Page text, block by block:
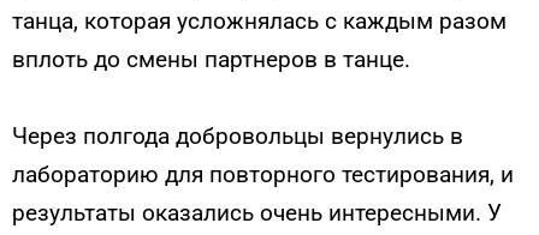
танца, которая усложнялась с каждым разом
вплоть до смены партнеров в танце.
Через полгода добровольцы вернулись в
лабораторию для повторного тестирования, и
результаты оказались очень интересными. У